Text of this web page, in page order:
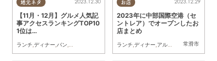
地元ネタ 2023.12.30
【11月・12月】グルメ人気記
事アクセスランキングTOP10
1位は…
ランチ ディナー パン まとめ記事,家族
お店
常滑市
2023.12.29
2023年に中部国際空港（セ
ントレア）でオープンしたお
店まとめ
ランチ ディナー アルコール ,開店,家族